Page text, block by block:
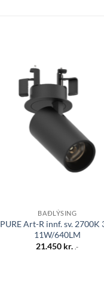
BAÐLÝSING
PURE Art-R innf. sv. 2700K
11W/640LM
21.450 kr. .-